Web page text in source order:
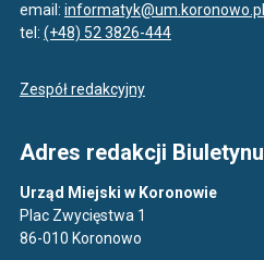
email: informatyk@um.koronowo.pl
tel: (+48) 52 3826-444
Zespół redakcyjny
Adres redakcji Biuletynu
Urząd Miejski w Koronowie
Plac Zwycięstwa 1
86-010 Koronowo